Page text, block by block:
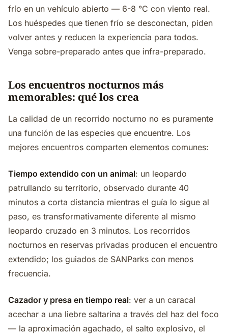
frío en un vehículo abierto — 6-8 °C con viento real.
Los huéspedes que tienen frío se desconectan, piden
volver antes y reducen la experiencia para todos.
Venga sobre-preparado antes que infra-preparado.
Los encuentros nocturnos más
memorables: qué los crea
La calidad de un recorrido nocturno no es puramente
una función de las especies que encuentre. Los
mejores encuentros comparten elementos comunes:
Tiempo extendido con un animal: un leopardo
patrullando su territorio, observado durante 40
minutos a corta distancia mientras el guía lo sigue al
paso, es transformativamente diferente al mismo
leopardo cruzado en 3 minutos. Los recorridos
nocturnos en reservas privadas producen el encuentro
extendido; los guiados de SANParks con menos
frecuencia.
Cazador y presa en tiempo real: ver a un caracal
acechar a una liebre saltarina a través del haz del foco
— la aproximación agachado, el salto explosivo, el